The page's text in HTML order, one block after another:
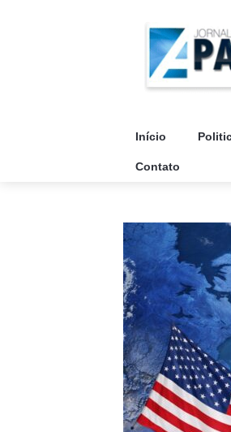
Início
Contato